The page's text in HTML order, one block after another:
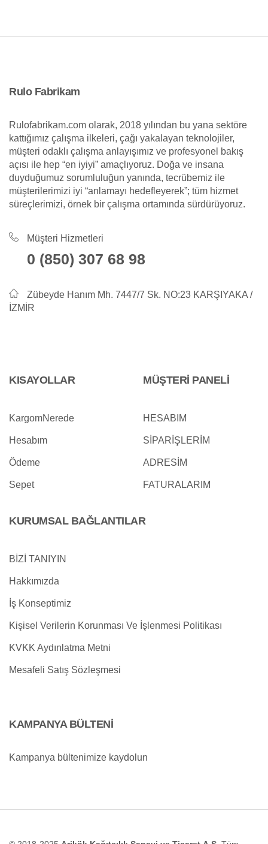
Rulo Fabrikam
Rulofabrikam.com olarak, 2018 yılından bu yana sektöre
kattığımız çalışma ilkeleri, çağı yakalayan teknolojiler,
müşteri odaklı çalışma anlayışımız ve profesyonel bakış
açısı ile hep “en iyiyi” amaçlıyoruz. Doğa ve insana
duyduğumuz sorumluluğun yanında, tecrübemiz ile
müşterilerimizi iyi “anlamayı hedefleyerek”; tüm hizmet
süreçlerimizi, örnek bir çalışma ortamında sürdürüyoruz.
Müşteri Hizmetleri
0 (850) 307 68 98
Zübeyde Hanım Mh. 7447/7 Sk. NO:23 KARŞIYAKA /
İZMİR
KISAYOLLAR
KargomNerede
Hesabım
Ödeme
Sepet
MÜŞTERİ PANELİ
HESABIM
SİPARİŞLERİM
ADRESİM
FATURALARIM
KURUMSAL BAĞLANTILAR
BİZİ TANIYIN
Hakkımızda
İş Konseptimiz
Kişisel Verilerin Korunması Ve İşlenmesi Politikası
KVKK Aydınlatma Metni
Mesafeli Satış Sözleşmesi
KAMPANYA BÜLTENİ
Kampanya bültenimize kaydolun